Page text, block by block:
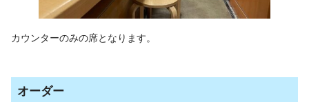
カウンターのみの席となります。
オーダー